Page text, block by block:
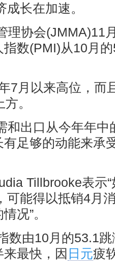
长在加速。
理协会(JMMA)11
数(PMI)从10月
7月以来高位，而
。
和出口从今年年中
足够的动能来承
Tillbrooke表示
可能得以抵销4月
况”。
数由10月的53.1
最快，因 日元疲